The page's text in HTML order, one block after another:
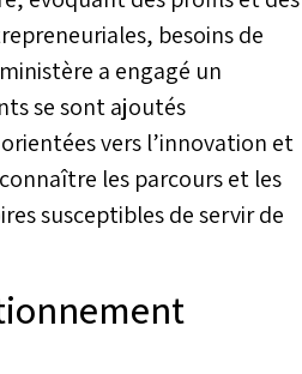
besoins de
a engagé un
se sont ajoutés
vers l’innovation et
les parcours et les
susceptibles de servir de